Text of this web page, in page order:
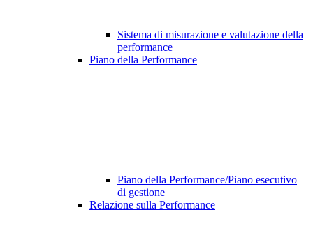
Sistema di misurazione e valutazione della
performance
Piano della Performance
Piano della Performance/Piano esecutivo
di gestione
Relazione sulla Performance